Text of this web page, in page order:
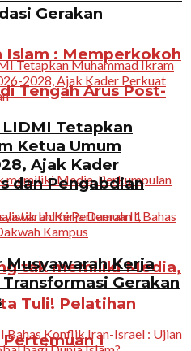
Islam : Memperkokoh
Tengah Arus Post-
tak memiliki Media,
Tuli! Pelatihan
1
Gerakan
Tetapkan
Ketua Umum
Ajak Kader
dan Pengabdian
Musyawarah Kerja
Gerakan